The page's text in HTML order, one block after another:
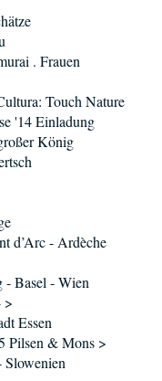
. Frauen
Touch Nature
'14 Einladung
König
d’Arc - Ardèche
- Basel - Wien
>
Essen
Pilsen & Mons >